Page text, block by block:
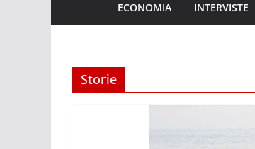
ECONOMIA INTERVISTE
Storie